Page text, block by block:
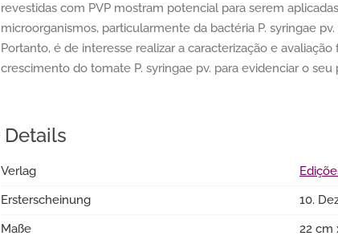
revestidas com PVP mostram potencial para serem
microorganismos, particularmente da bactéria P. syringae
Portanto, é de interesse realizar a caracterização e
crescimento do tomate P. syringae pv. para evidenciar o seu
Details
Verlag
Ersterscheinung
10.
Maße
22 cm